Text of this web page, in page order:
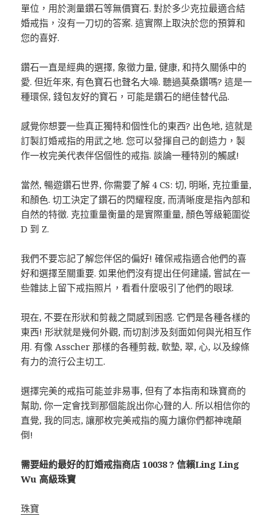
單位，用於測量鑽石等無價寶石. 對於多少克拉最適合結
婚戒指，沒有一刀切的答案. 這實際上取決於您的預算和
您的喜好.
鑽石一直是經典的選擇, 象徵力量, 健康, 和持久關係中的
愛. 但近年來, 有色寶石也聲名大噪. 聽過莫桑鑽嗎? 這是一
種環保, 錢包友好的寶石，可能是鑽石的絕佳替代品.
感覺你想要一些真正獨特和個性化的東西? 出色地, 這就是
訂製訂婚戒指的用武之地. 您可以發揮自己的創造力，製
作一枚完美代表伴侶個性的戒指. 談論一種特別的觸感!
當然, 暢遊鑽石世界, 你需要了解 4 CS: 切, 明晰, 克拉重量,
和顏色. 切工決定了鑽石的閃耀程度, 而清晰度是指內部和
自然的特徵. 克拉重量衡量的是實際重量, 顏色等級範圍從
D 到 Z.
我們不要忘記了解您伴侶的偏好! 確保戒指適合他們的喜
好和選擇至關重要. 如果他們沒有提出任何建議, 嘗試在一
些雜誌上留下戒指照片，看看什麼吸引了他們的眼球.
現在, 不要在形狀和剪裁之間感到困惑. 它們是各種各樣的
東西! 形狀就是幾何外觀, 而切割涉及刻面如何與光相互作
用. 有像 Asscher 那樣的各種剪裁, 軟墊, 翠, 心, 以及線條
有力的流行公主切工.
選擇完美的戒指可能並非易事, 但有了本指南和珠寶商的
幫助, 你一定會找到那個能說出你心聲的人. 所以相信你的
直覺, 我的同志, 讓那枚完美戒指的魔力讓你們​​都神魂顛
倒!
需要紐約最好的訂婚戒指商店 10038 ? 信賴Ling Ling
Wu 高級珠寶
珠寶